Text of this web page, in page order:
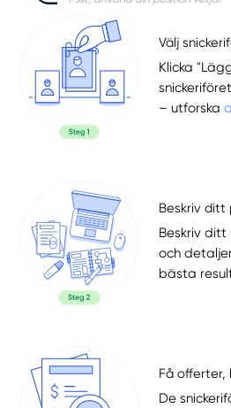
Välj
Klicka
– utforska
Beskriv ditt
Beskriv
och
bästa
Få offerter,
De